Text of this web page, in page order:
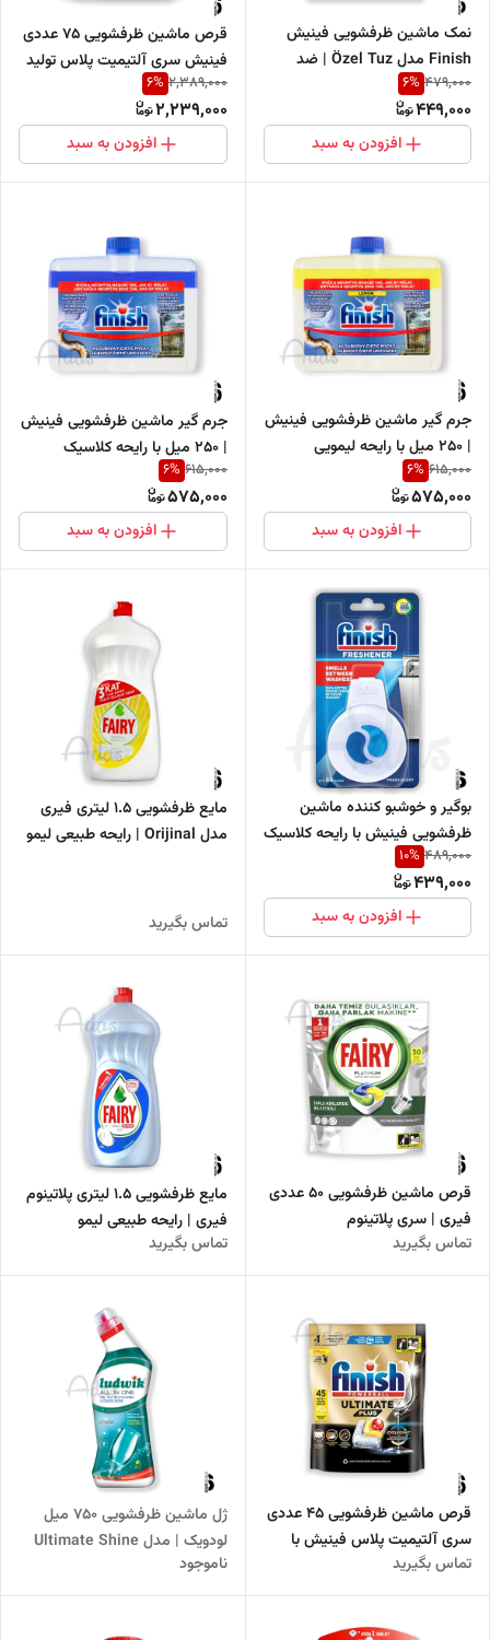
نمک ماشین ظرفشویی فینیش
Finish مدل Özel Tuz | ضد
رسوب و محافظ ماشین ظرفشویی
479,000
6%
449,000
افزودن به سبد
قرص ماشین ظرفشویی 75 عددی
فینیش سری آلتیمیت پلاس تولید
20۲۶
2,389,000
6%
2,239,000
افزودن به سبد
جرم گیر ماشین ظرفشویی فینیش
| 250 میل با رایحه لیمویی
615,000
6%
575,000
افزودن به سبد
جرم گیر ماشین ظرفشویی فینیش
| 250 میل با رایحه کلاسیک
615,000
6%
575,000
افزودن به سبد
بوگیر و خوشبو کننده ماشین
ظرفشویی فینیش با رایحه کلاسیک
489,000
10%
439,000
افزودن به سبد
مایع ظرفشویی 1.5 لیتری فیری
مدل Orijinal | رایحه طبیعی لیمو
تماس بگیرید
قرص ماشین ظرفشویی 50 عددی
فیری | سری پلاتینوم
تماس بگیرید
مایع ظرفشویی 1.5 لیتری پلاتینوم
فیری | رایحه طبیعی لیمو
تماس بگیرید
قرص ماشین ظرفشویی 45 عددی
سری آلتیمیت پلاس فینیش با
رایحه لیمویی
تماس بگیرید
ژل ماشین ظرفشویی 750 میل
لودویک | مدل Ultimate Shine
براق‌کننده و محافظ ظروف
ناموجود